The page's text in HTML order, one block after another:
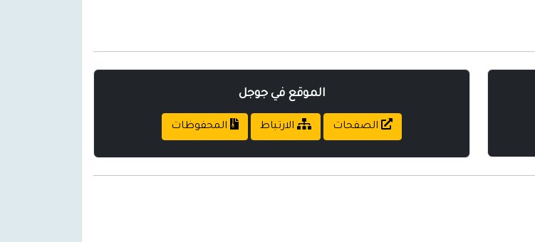
الموقع في جوجل
الصفحات الارتباط المحفوظات